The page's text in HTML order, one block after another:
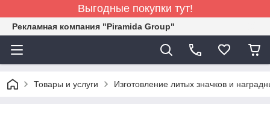
Выгодные покупки тут!
Рекламная компания "Piramida Group"
Товары и услуги Изготовление литых значков и